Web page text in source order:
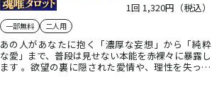
1回 1,320円（税込）
一部無料 二人用
あの人があなたに抱く「濃厚な妄想」から「純粋
な愛」まで、普段は見せない本能を赤裸々に暴露し
ます 。欲望の裏に隠された愛情や、理性を失った